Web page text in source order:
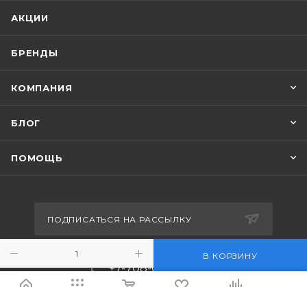
В КОРЗИНУ
АКЦИИ
БРЕНДЫ
КОМПАНИЯ
БЛОГ
ПОМОЩЬ
ПОДПИСАТЬСЯ НА РАССЫЛКУ
+7-708-036-8442